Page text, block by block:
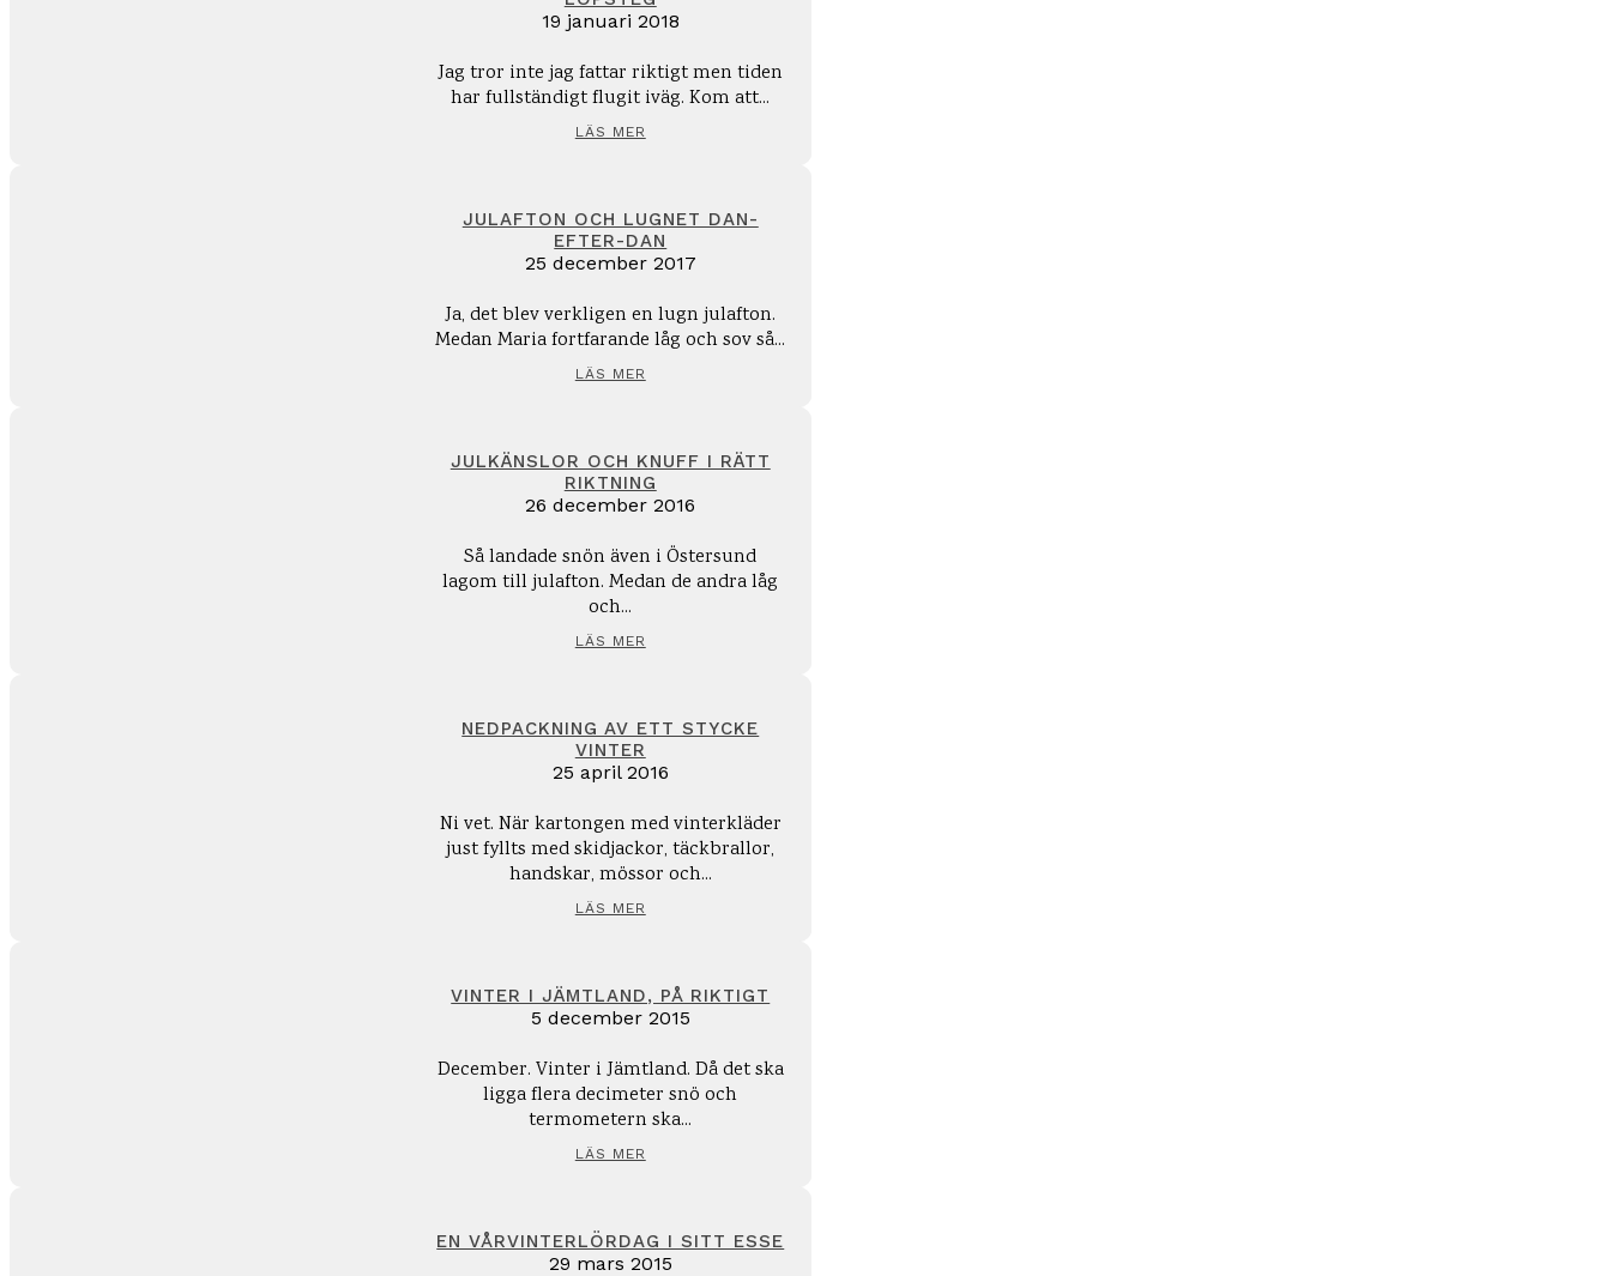
19 januari 2018
Jag tror inte jag fattar riktigt men tiden
har fullständigt flugit iväg. Kom att...
LÄS MER
JULAFTON OCH LUGNET DAN-
EFTER-DAN
25 december 2017
Ja, det blev verkligen en lugn julafton.
Medan Maria fortfarande låg och sov så...
LÄS MER
JULKÄNSLOR OCH KNUFF I RÄTT
RIKTNING
26 december 2016
Så landade snön även i Östersund
lagom till julafton. Medan de andra låg
och...
LÄS MER
NEDPACKNING AV ETT STYCKE
VINTER
25 april 2016
Ni vet. När kartongen med vinterkläder
just fyllts med skidjackor, täckbrallor,
handskar, mössor och...
LÄS MER
VINTER I JÄMTLAND, PÅ RIKTIGT
5 december 2015
December. Vinter i Jämtland. Då det ska
ligga flera decimeter snö och
termometern ska...
LÄS MER
EN VÅRVINTERLÖRDAG I SITT ESSE
29 mars 2015